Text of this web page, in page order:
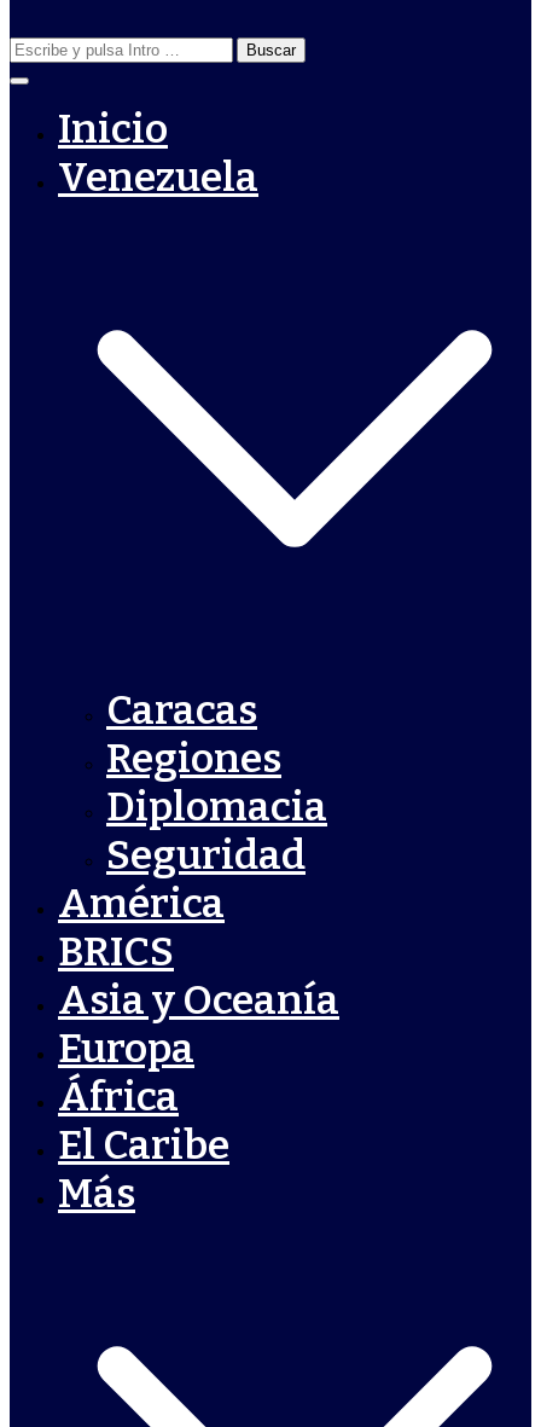
Buscar:
Inicio
Venezuela
Caracas
Regiones
Diplomacia
Seguridad
América
BRICS
Asia y Oceanía
Europa
África
El Caribe
Más